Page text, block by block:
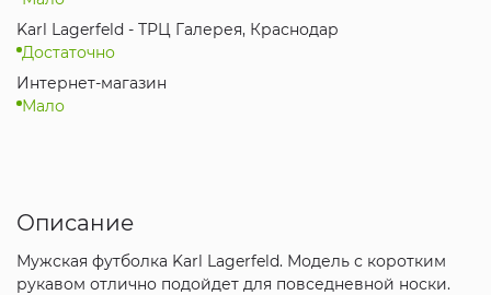
Karl Lagerfeld - ТРЦ Галерея, Краснодар
Достаточно
Интернет-магазин
Мало
Описание
Мужская футболка Karl Lagerfeld. Модель с коротким
рукавом отлично подойдет для повседневной носки.